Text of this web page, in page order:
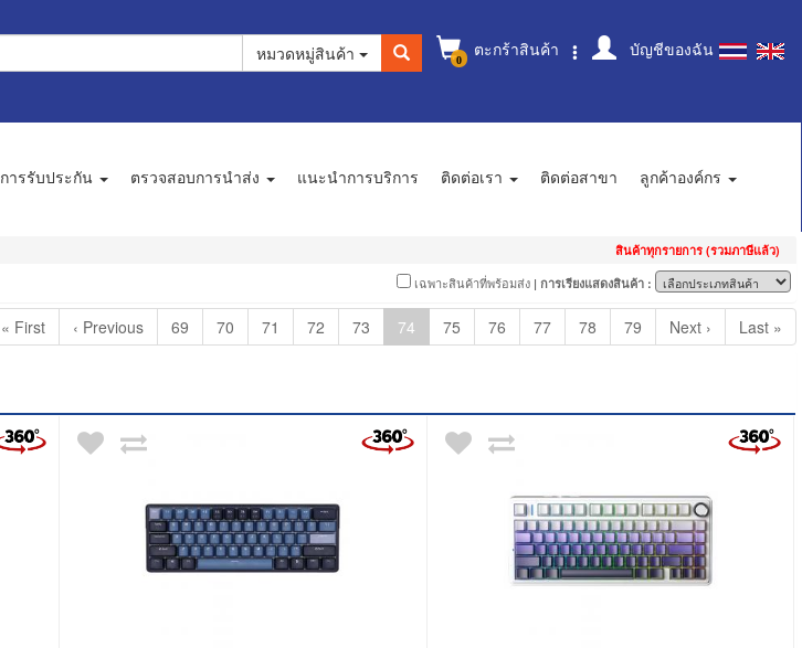
0 ตะกร้าสินค้า บัญชีของฉัน
หมวดหมู่สินค้า
การรับประกัน ตรวจสอบการนำส่ง แนะนำการบริการ ติดต่อเรา ติดต่อสาขา
ลูกค้าองค์กร
สินค้าทุกรายการ (รวมภาษีแล้ว)
เฉพาะสินค้าที่พร้อมส่ง | การเรียงแสดงสินค้า :
« First ‹ Previous 69 70 71 72 73 74 75 76 77 78 79 Next › Last »